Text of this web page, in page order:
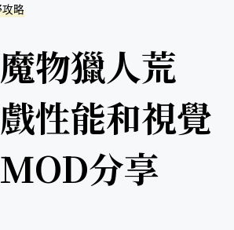
略
物獵人荒
性能和視覺
分享